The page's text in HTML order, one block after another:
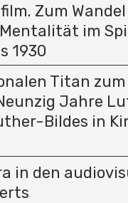
Zum Wandel
im
1930
Titan zum
Jahre
Bildes in
in den